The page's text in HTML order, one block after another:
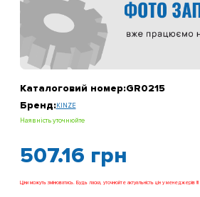
Каталоговий номер:GR0215
Бренд:KINZE
Наявність уточнюйте
507.16 грн
Ціни можуть змінюватись. Будь ласка, уточнюйте актуальність цін у менеджерів !!!